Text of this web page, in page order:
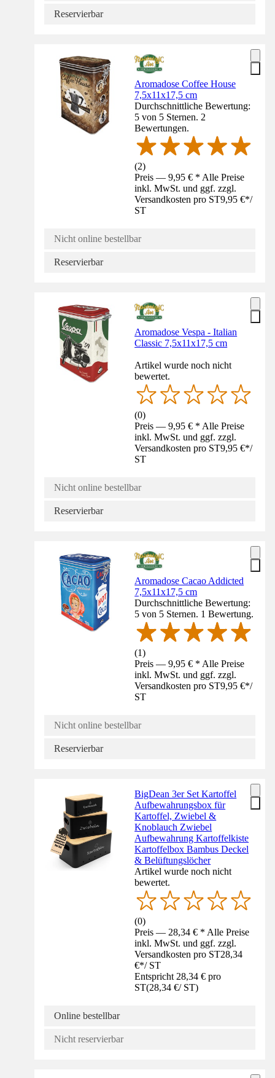
Reservierbar
Aromadose Coffee House
7,5x11x17,5 cm
Durchschnittliche Bewertung:
5 von 5 Sternen. 2
Bewertungen.
(2)
Preis — 9,95 € * Alle Preise
inkl. MwSt. und ggf. zzgl.
Versandkosten pro ST9,95 €*/
ST
Nicht online bestellbar
Reservierbar
Aromadose Vespa - Italian
Classic 7,5x11x17,5 cm
Artikel wurde noch nicht
bewertet.
(0)
Preis — 9,95 € * Alle Preise
inkl. MwSt. und ggf. zzgl.
Versandkosten pro ST9,95 €*/
ST
Nicht online bestellbar
Reservierbar
Aromadose Cacao Addicted
7,5x11x17,5 cm
Durchschnittliche Bewertung:
5 von 5 Sternen. 1 Bewertung.
(1)
Preis — 9,95 € * Alle Preise
inkl. MwSt. und ggf. zzgl.
Versandkosten pro ST9,95 €*/
ST
Nicht online bestellbar
Reservierbar
BigDean 3er Set Kartoffel
Aufbewahrungsbox für
Kartoffel, Zwiebel &
Knoblauch Zwiebel
Aufbewahrung Kartoffelkiste
Kartoffelbox Bambus Deckel
& Belüftungslöcher
Artikel wurde noch nicht
bewertet.
(0)
Preis — 28,34 € * Alle Preise
inkl. MwSt. und ggf. zzgl.
Versandkosten pro ST28,34
€*/ ST
Entspricht 28,34 € pro
ST(28,34 €/ ST)
Online bestellbar
Nicht reservierbar